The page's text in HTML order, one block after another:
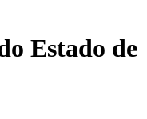
Estado de